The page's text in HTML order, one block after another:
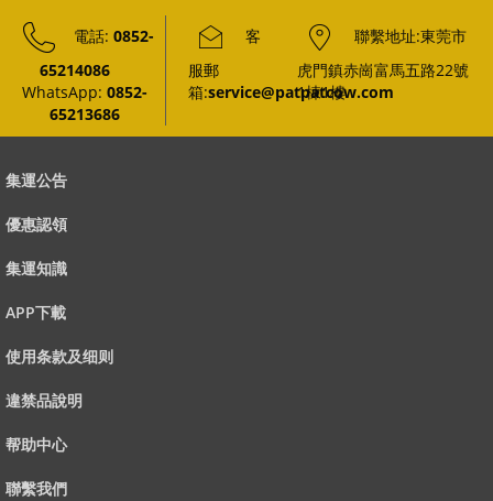
電話: 0852-
65214086
WhatsApp:0852-
65213686
客
服郵
箱:service@patpatcow.com
聯繫地址:東莞市
虎門鎮赤崗富馬五路22號
1棟1樓
集運公告
優惠認領
集運知識
APP下載
使用条款及细则
違禁品說明
帮助中心
聯繫我們